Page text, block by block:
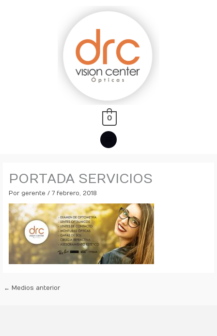
MENÚ
PRINCIPAL
0
PORTADA SERVICIOS
Por gerente/7 febrero, 2018
← Medios anterior